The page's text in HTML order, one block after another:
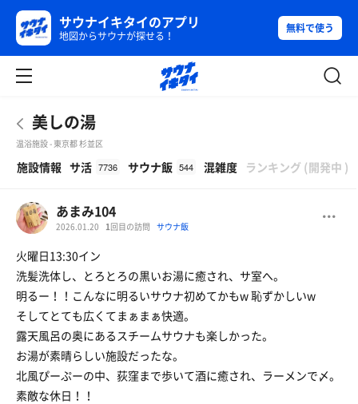
サウナイキタイのアプリ
地図からサウナが探せる！
無料で使う
美しの湯
温浴施設 - 東京都 杉並区
施設情報 サ活 7736 サウナ飯 544 混雑度 ランキング (開発中 )
あまみ104
2026.01.20 1回目の訪問 サウナ飯
火曜日13:30イン
洗髪洗体し、とろとろの黒いお湯に癒され、サ室へ。
明るー！！こんなに明るいサウナ初めてかもw 恥ずかしいw
そしてとても広くてまぁまぁ快適。
露天風呂の奥にあるスチームサウナも楽しかった。
お湯が素晴らしい施設だったな。
北風ぴーぷーの中、荻窪まで歩いて酒に癒され、ラーメンで〆。
素敵な休日！！